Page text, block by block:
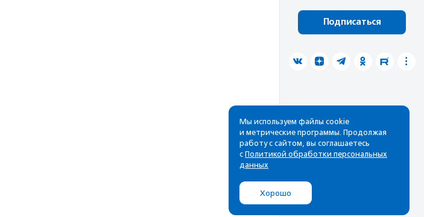
Подписаться
Мы используем файлы cookie
и метрические программы. Продолжая
работу с сайтом, вы соглашаетесь
с Политикой обработки персональных
данных
Хорошо